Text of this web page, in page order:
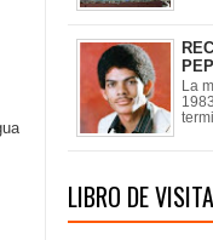
La
LIBRO DE